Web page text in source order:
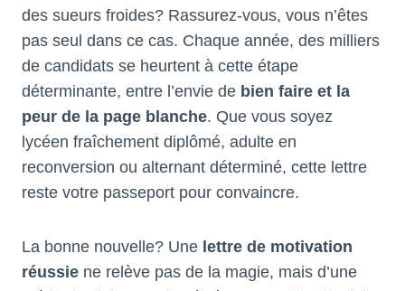
des sueurs froides? Rassurez-vous, vous n’êtes
pas seul dans ce cas. Chaque année, des milliers
de candidats se heurtent à cette étape
déterminante, entre l’envie de bien faire et la
peur de la page blanche. Que vous soyez
lycéen fraîchement diplômé, adulte en
reconversion ou alternant déterminé, cette lettre
reste votre passeport pour convaincre.
La bonne nouvelle? Une lettre de motivation
réussie ne relève pas de la magie, mais d’une